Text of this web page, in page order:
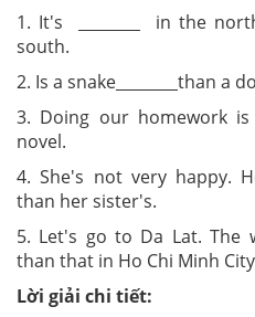
1. It's
in the
south.
2. Is a snake
than a
3. Doing our homework is
novel.
4. She's not very happy.
than her sister's.
5. Let's go to Da Lat. The
than that in Ho Chi Minh
Lời giải chi tiết: